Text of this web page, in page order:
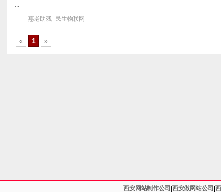
...
惠老助残
民生物联网
« 1 »
西安网站制作公司 西安做网站公司